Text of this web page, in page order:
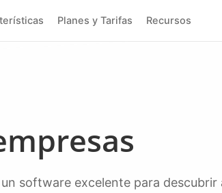
Planes y Tarifas Recursos